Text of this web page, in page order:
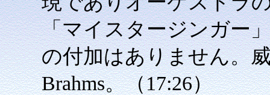
「マイスタージンガー
の付加はありません。
Brahms。（17:26）